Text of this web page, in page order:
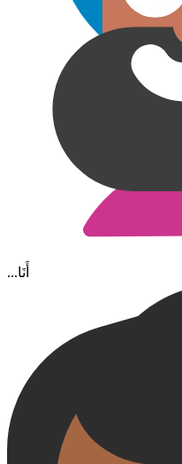
...أَنَا